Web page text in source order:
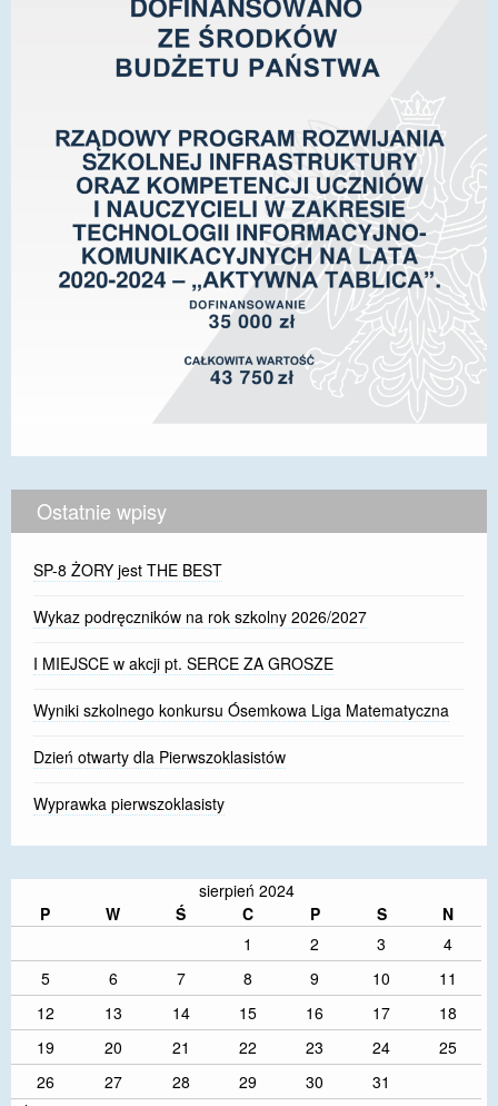
Ostatnie wpisy
SP-8 ŻORY jest THE BEST
Wykaz podręczników na rok szkolny 2026/2027
I MIEJSCE w akcji pt. SERCE ZA GROSZE
Wyniki szkolnego konkursu Ósemkowa Liga Matematyczna
Dzień otwarty dla Pierwszoklasistów
Wyprawka pierwszoklasisty
sierpień 2024
P
W Ś C P S
N
1
2 3
4
5
6 7 8 9 10
11
12
13 14 15 16 17
18
19
20 21 22 23 24
25
26
27 28 29 30
31